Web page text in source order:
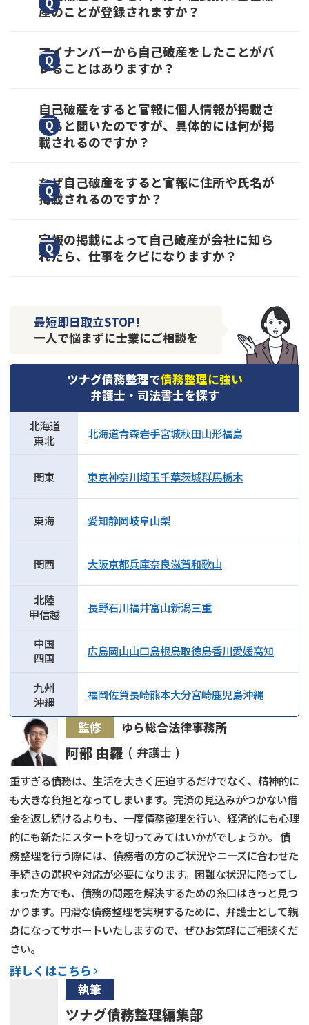
産のことが登録されますか？
いいえ、されません。
自己破産についての情報が掲載されるのは「官
マイナンバーから自己破産をしたことがバ
レることはありますか？
自己破産についての情報が掲載されるのは「官
報」と「個人信用情報」のみなので、マイナン
バーから自己破産の事実が知られることはあり
自己破産について不安なことがある場合は、一
度無料相談を利用してみてはいかがでしょう
か。
STEP債務整理「債務整理に力を入れるおすす
自己破産をすると官報に個人情報が掲載さ
れると聞いたのですが、具体的には何が掲
載されるのですか？
自己破産をすると、住所と氏名が官報に掲載さ
れます。
判所名が掲載されます。
なぜ自己破産をすると官報に住所や氏名が
掲載されるのですか？
自己破産者の情報が官報に掲載されるのは、債
権者の保護を目的としています。
ん。
そのため、債権者の申告漏れや隠匿があった場
合に、債権者が認知することができるように自
己破産者の情報が官報に掲載されるのです。
官報の掲載によって自己破産が会社に知ら
れたら、仕事をクビになりますか？
ません。
仕事をクビになるには、正当な解雇理由が存在
する場合に限られ、自己破産はこの「正当な解
雇理由」には該当しないからです。
ただし、自己破産の資格制限に当てはまる職業
に就いている方については、一定期間、職務に
就けないので注意が必要です。
最短即日取立STOP!
一人で悩まずに士業にご相談を
ツナグ債務整理で債務整理に強い
弁護士・司法書士を探す
北海道
東北
北海道青森岩手宮城秋田山形福島
関東 東京神奈川埼玉千葉茨城群馬栃木
東海 愛知静岡岐阜山梨
関西 大阪京都兵庫奈良滋賀和歌山
北陸
甲信越
長野石川福井富山新潟三重
中国
四国
広島岡山山口島根鳥取徳島香川愛媛高知
九州
沖縄
福岡佐賀長崎熊本大分宮崎鹿児島沖縄
監修 ゆら総合法律事務所
阿部 由羅 弁護士
詳しくはこちら
重すぎる債務は、生活を大きく圧迫するだけでなく、精神的に
も大きな負担となってしまいます。完済の見込みがつかない借
金を返し続けるよりも、一度債務整理を行い、経済的にも心理
的にも新たにスタートを切ってみてはいかがでしょうか。 債
務整理を行う際には、債務者の方のご状況やニーズに合わせた
手続きの選択や対応が必要になります。困難な状況に陥ってし
まった方でも、債務の問題を解決するための糸口はきっと見つ
かります。円滑な債務整理を実現するために、弁護士として親
身になってサポートいたしますので、ぜひお気軽にご相談くだ
さい。
執筆
ツナグ債務整理編集部